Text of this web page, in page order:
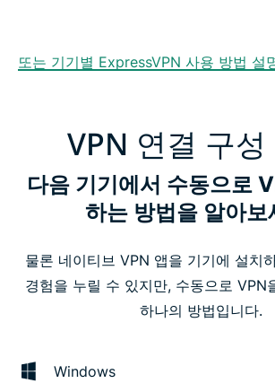
또는 기기별 ExpressVPN 사용 방법 설
VPN 연결 구성
다음 기기에서 수동으로
하는 방법을 알아보
물론 네이티브 VPN 앱을 기기에 설치
경험을 누릴 수 있지만, 수동으로 VPN
하나의 방법입니다.
Windows